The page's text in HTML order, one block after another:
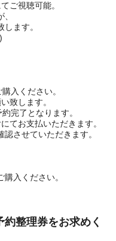
ご視聴可能。
ます。
入ください。
致します。
完了となります。
てお支払いただきます。
させていただきます。
入ください。
整理券をお求めく